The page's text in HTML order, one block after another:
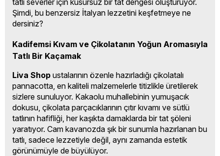
Şimdi, bu benzersiz İtalyan lezzetini keşfetmeye ne
dersiniz?
Kadifemsi Kıvam ve Çikolatanın Yoğun Aromasıyla
Tatlı Bir Kaçamak
Liva Shop ustalarının özenle hazırladığı çikolatalı
pannacotta, en kaliteli malzemelerle titizlikle üretilerek
sizlere sunuluyor. Kakaolu muhallebinin yumuşacık
dokusu, çikolata parçacıklarının çıtır kıvamı ve sütlü
tatlının hafifliği, her kaşıkta damaklarda bir tat şöleni
yaratıyor. Cam kavanozda şık bir sunumla hazırlanan bu
tatlı, sadece lezzetiyle değil, aynı zamanda estetik
görünümüyle de büyülüyor.